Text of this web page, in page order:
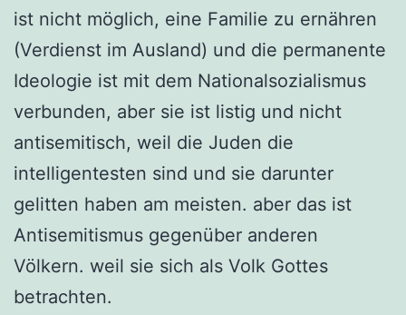
ist nicht möglich, eine Familie zu ernähren
(Verdienst im Ausland) und die permanente
Ideologie ist mit dem Nationalsozialismus
verbunden, aber sie ist listig und nicht
antisemitisch, weil die Juden die
intelligentesten sind und sie darunter
gelitten haben am meisten. aber das ist
Antisemitismus gegenüber anderen
Völkern. weil sie sich als Volk Gottes
betrachten.